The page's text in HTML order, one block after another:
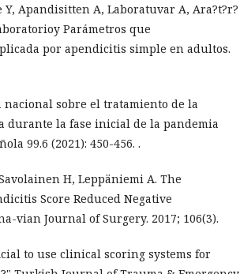
Y, Apandisitten A, Laboratuvar A, Ara?t?r?
Parámetros que
por apendicitis simple en adultos.
nacional sobre el tratamiento de la
durante la fase inicial de la pandemia
99.6 (2021): 450-456. .
H, Leppäniemi A. The
Score Reduced Negative
vian Journal of Surgery. 2017; 106(3).
to use clinical scoring systems for